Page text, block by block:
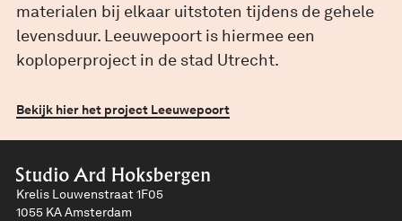
Bekijk hier het project Leeuwepoort
materialen bij elkaar uitstoten tijdens de gehele
levensduur. Leeuwepoort is hiermee een
koploperproject in de stad Utrecht.
Krelis Louwenstraat 1F05
1055 KA Amsterdam